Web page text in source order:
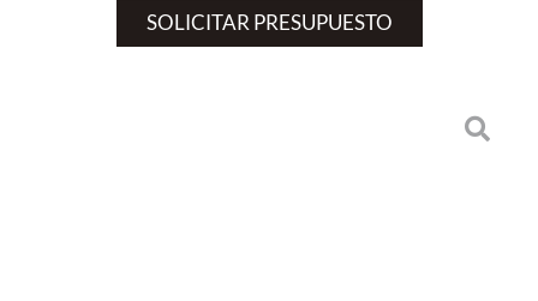
SOLICITAR PRESUPUESTO